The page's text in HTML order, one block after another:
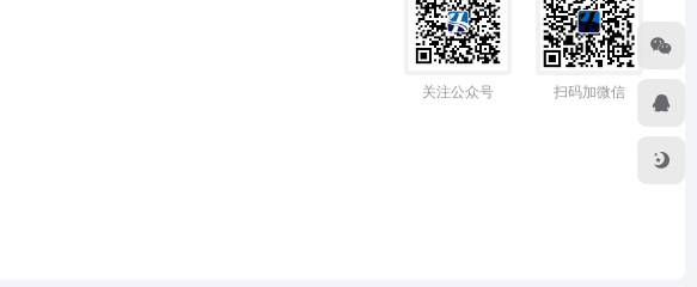
关注公众号 扫码加微信